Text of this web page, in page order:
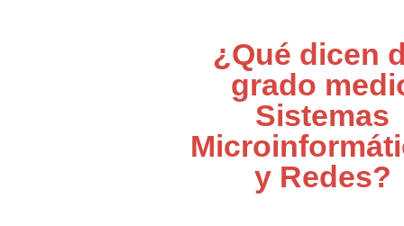
¿Qué dicen
grado
Sistemas
y Redes?